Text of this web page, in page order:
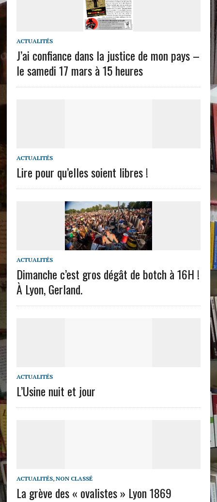
ACTUALITÉS
J’ai confiance dans la justice de mon pays –
le samedi 17 mars à 15 heures
ACTUALITÉS
Lire pour qu’elles soient libres !
ACTUALITÉS
Dimanche c’est gros dégât de botch à 16H !
À Lyon, Gerland.
ACTUALITÉS
L’Usine nuit et jour
ACTUALITÉS, NON CLASSÉ
La grève des « ovalistes » Lyon 1869